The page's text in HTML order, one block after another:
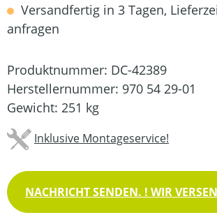
Versandfertig in 3 Tagen,
anfragen
Produktnummer: DC-42389
Herstellernummer: 970 54 29-01
Gewicht: 251 kg
Inklusive Montageservice!